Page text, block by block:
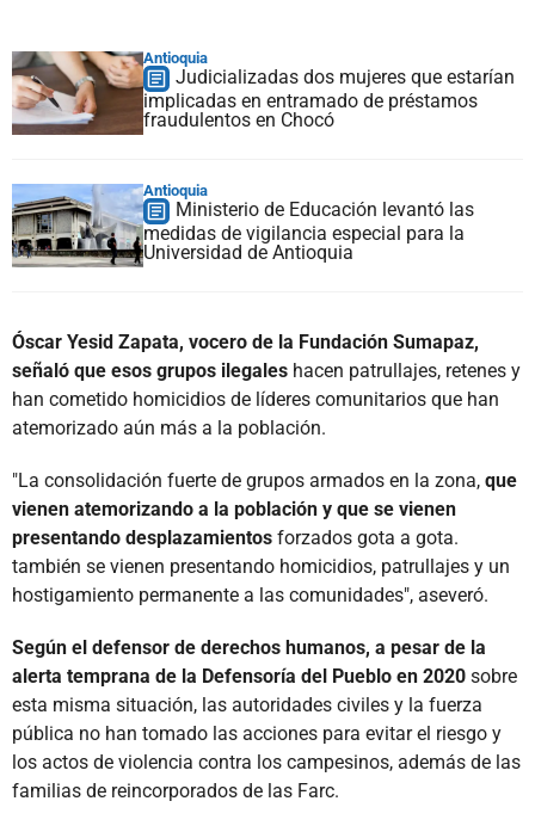
Antioquia
Judicializadas dos mujeres que estarían
implicadas en entramado de préstamos
fraudulentos en Chocó
Antioquia
Ministerio de Educación levantó las
medidas de vigilancia especial para la
Universidad de Antioquia
Óscar Yesid Zapata, vocero de la Fundación Sumapaz,
señaló que esos grupos ilegales hacen patrullajes, retenes y
han cometido homicidios de líderes comunitarios que han
atemorizado aún más a la población.
"La consolidación fuerte de grupos armados en la zona, que
vienen atemorizando a la población y que se vienen
presentando desplazamientos forzados gota a gota.
también se vienen presentando homicidios, patrullajes y un
hostigamiento permanente a las comunidades", aseveró.
Según el defensor de derechos humanos, a pesar de la
alerta temprana de la Defensoría del Pueblo en 2020 sobre
esta misma situación, las autoridades civiles y la fuerza
pública no han tomado las acciones para evitar el riesgo y
los actos de violencia contra los campesinos, además de las
familias de reincorporados de las Farc.